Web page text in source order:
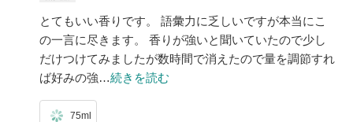
とてもいい香りです。 語彙力に乏しいですが本当にこ
の一言に尽きます。 香りが強いと聞いていたので少し
だけつけてみましたが数時間で消えたので量を調節すれ
ば好みの強…続きを読む
75ml